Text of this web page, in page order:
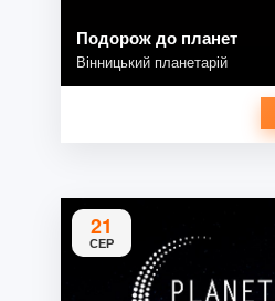
Подорож до планет
Вінницький планетарій
21
СЕР